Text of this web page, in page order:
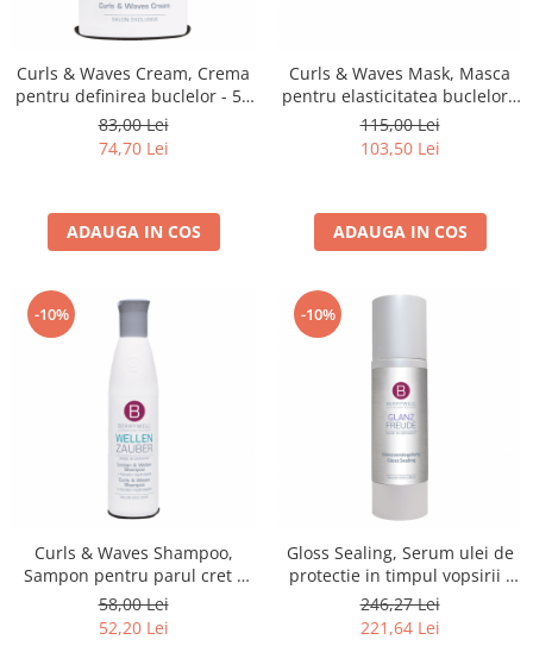
Curls & Waves Cream, Crema
pentru definirea buclelor - 51
ml
83,00 Lei
74,70 Lei
ADAUGA IN COS
Curls & Waves Mask, Masca
pentru elasticitatea buclelor -
201 ml
115,00 Lei
103,50 Lei
ADAUGA IN COS
-10%
Curls & Waves Shampoo,
Sampon pentru parul cret -
251 ml
58,00 Lei
52,20 Lei
-10%
Gloss Sealing, Serum ulei de
protectie in timpul vopsirii -
81 ml
246,27 Lei
221,64 Lei